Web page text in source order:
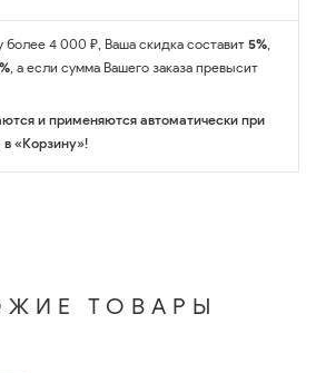
более 4 000 ₽, Ваша скидка составит 5%,
, а если сумма Вашего заказа превысит
и применяются автоматически при
«Корзину»!
ТОВАРЫ